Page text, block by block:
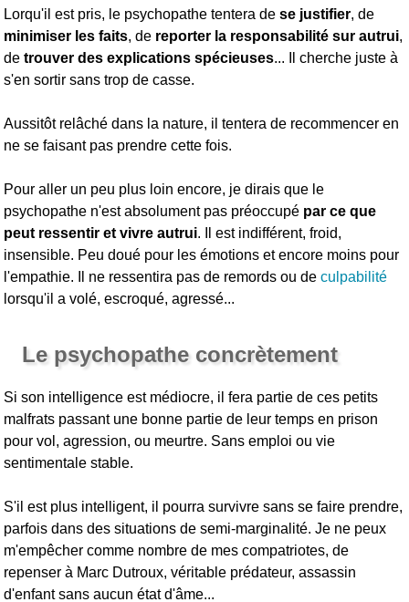
Lorqu'il est pris, le psychopathe tentera dese justifier, de
minimiser les faits, de reporter la responsabilité sur autrui,
detrouver des explications spécieuses... Il cherche juste à
s'en sortir sans trop de casse.
Aussitôt relâché dans la nature, il tentera de recommencer en
ne se faisant pas prendre cette fois.
Pour aller un peu plus loin encore, je dirais que le
psychopathe n'est absolument pas préoccupé par ce que
peut ressentir et vivre autrui. Il est indifférent, froid,
insensible. Peu doué pour les émotions et encore moins pour
l'empathie. Il ne ressentira pas de remords ou deculpabilité
lorsqu'il a volé, escroqué, agressé...
Le psychopathe concrètement
Si son intelligence est médiocre, il fera partie de ces petits
malfrats passant une bonne partie de leur temps en prison
pour vol, agression, ou meurtre. Sans emploi ou vie
sentimentale stable.
S'il est plus intelligent, il pourra survivre sans se faire prendre,
parfois dans des situations de semi-marginalité. Je ne peux
m'empêcher comme nombre de mes compatriotes, de
repenser à Marc Dutroux, véritable prédateur, assassin
d'enfant sans aucun état d'âme...